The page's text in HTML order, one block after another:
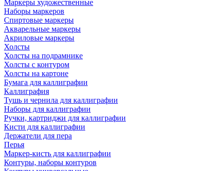
Маркеры художественные
Наборы маркеров
Спиртовые маркеры
Акварельные маркеры
Акриловые маркеры
Холсты
Холсты на подрамнике
Холсты с контуром
Холсты на картоне
Бумага для каллиграфии
Каллиграфия
Тушь и чернила для каллиграфии
Наборы для каллиграфии
Ручки, картриджи для каллиграфии
Кисти для каллиграфии
Держатели для пера
Перья
Маркер-кисть для каллиграфии
Контуры, наборы контуров